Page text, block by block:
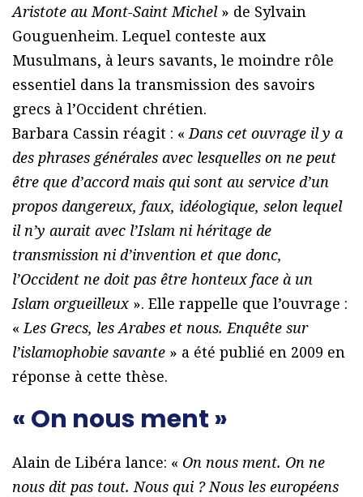
Aristote au Mont-Saint Michel» de Sylvain
Gouguenheim. Lequel conteste aux
Musulmans, à leurs savants, le moindre rôle
essentiel dans la transmission des savoirs
grecs à l’Occident chrétien.
Barbara Cassin réagit : «Dans cet ouvrage il y a
des phrases générales avec lesquelles on ne peut
être que d’accord mais qui sont au service d’un
propos dangereux, faux, idéologique, selon lequel
il n’y aurait avec l’Islam ni héritage de
transmission ni d’invention et que donc,
l’Occident ne doit pas être honteux face à un
Islam orgueilleux ». Elle rappelle que l’ouvrage :
«Les Grecs, les Arabes et nous. Enquête sur
l’islamophobie savante » a été publié en 2009 en
réponse à cette thèse.
« On nous ment »
Alain de Libéra lance: « On nous ment. On ne
nous dit pas tout. Nous qui ? Nous les européens